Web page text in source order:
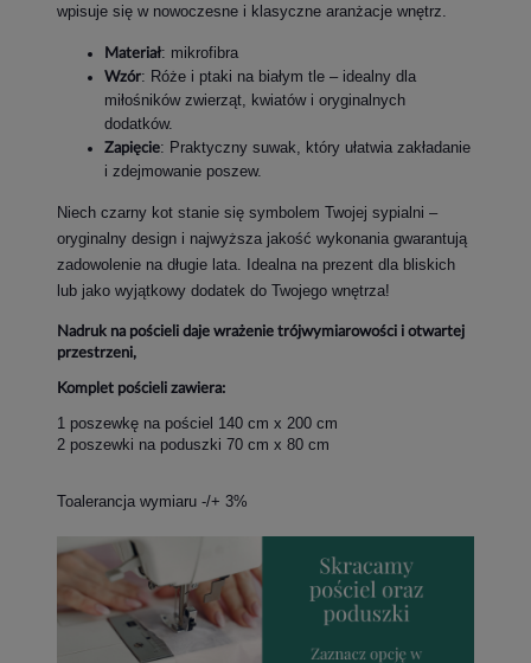
wpisuje się w nowoczesne i klasyczne aranżacje wnętrz.
Materiał: mikrofibra
Wzór: Róże i ptaki na białym tle – idealny dla
miłośników zwierząt, kwiatów i oryginalnych
dodatków.
Zapięcie: Praktyczny suwak, który ułatwia zakładanie
i zdejmowanie poszew.
Niech czarny kot stanie się symbolem Twojej sypialni –
oryginalny design i najwyższa jakość wykonania gwarantują
zadowolenie na długie lata. Idealna na prezent dla bliskich
lub jako wyjątkowy dodatek do Twojego wnętrza!
Nadruk na pościeli daje wrażenie trójwymiarowości i otwartej
przestrzeni,
Komplet pościeli zawiera:
1 poszewkę na pościel 140 cm x 200 cm
2 poszewki na poduszki 70 cm x 80 cm
Toalerancja wymiaru -/+ 3%